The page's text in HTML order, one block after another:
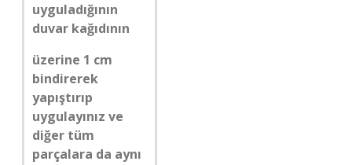
uyguladığının
duvar kağıdının
üzerine 1 cm
bindirerek
yapıştırıp
uygulayınız ve
diğer tüm
parçalara da aynı